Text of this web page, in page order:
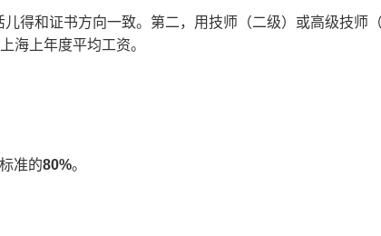
儿得和证书方向一致。第二，用技师（二级）或高级技师
海上年度平均工资。
准的80%。